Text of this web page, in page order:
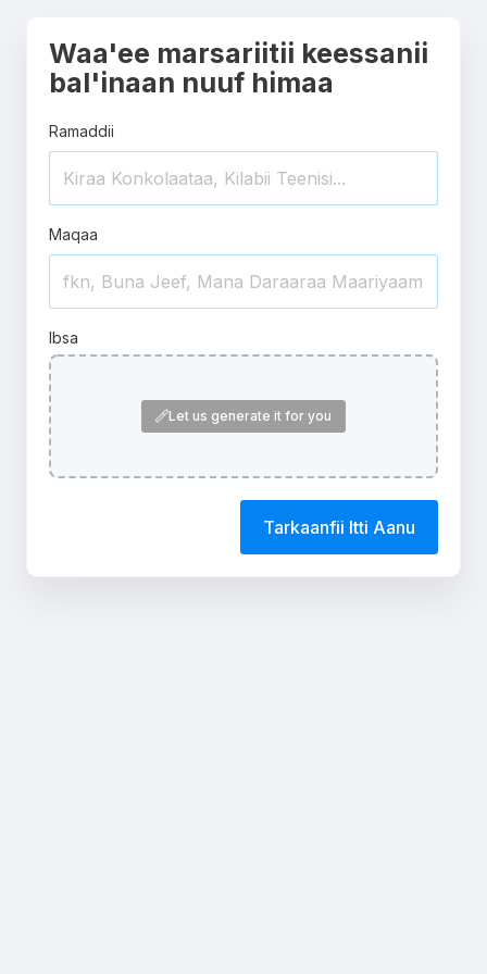
Waa'ee marsariitii keessanii
bal'inaan nuuf himaa
Ramaddii
Maqaa
Ibsa
Let us generate it for you
Tarkaanfii Itti Aanu